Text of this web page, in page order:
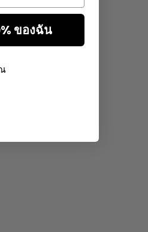
ของฉัน